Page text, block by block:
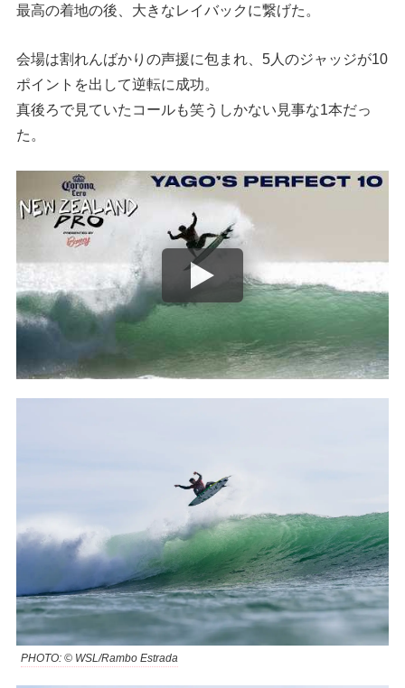
最高の着地の後、大きなレイバックに繋げた。
会場は割れんばかりの声援に包まれ、5人のジャッジが10
ポイントを出して逆転に成功。
真後ろで見ていたコールも笑うしかない見事な1本だっ
た。
PHOTO: © WSL/Rambo Estrada